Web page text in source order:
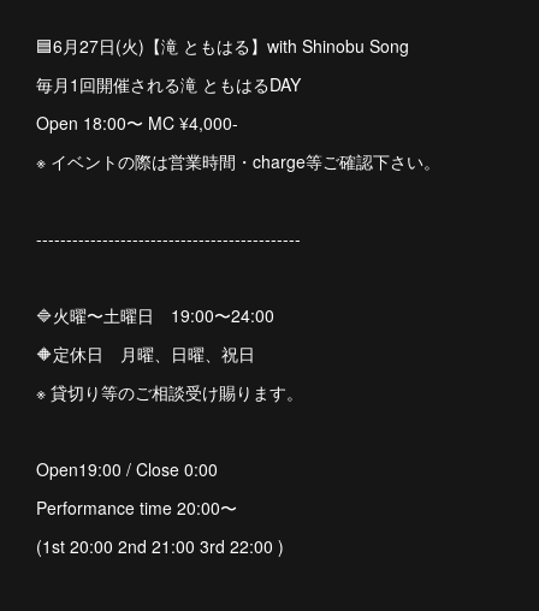
🟦6月27日(火)【滝 ともはる】with Shinobu Song
毎月1回開催される滝 ともはるDAY
Open 18:00〜 MC ¥4,000-
※ イベントの際は営業時間・charge等ご確認下さい。
--------------------------------------------
🔷火曜〜土曜日 19:00〜24:00
🔶定休日 月曜、日曜、祝日
※ 貸切り等のご相談受け賜ります。
Open19:00 / Close 0:00
Performance time 20:00〜
(1st 20:00 2nd 21:00 3rd 22:00 )